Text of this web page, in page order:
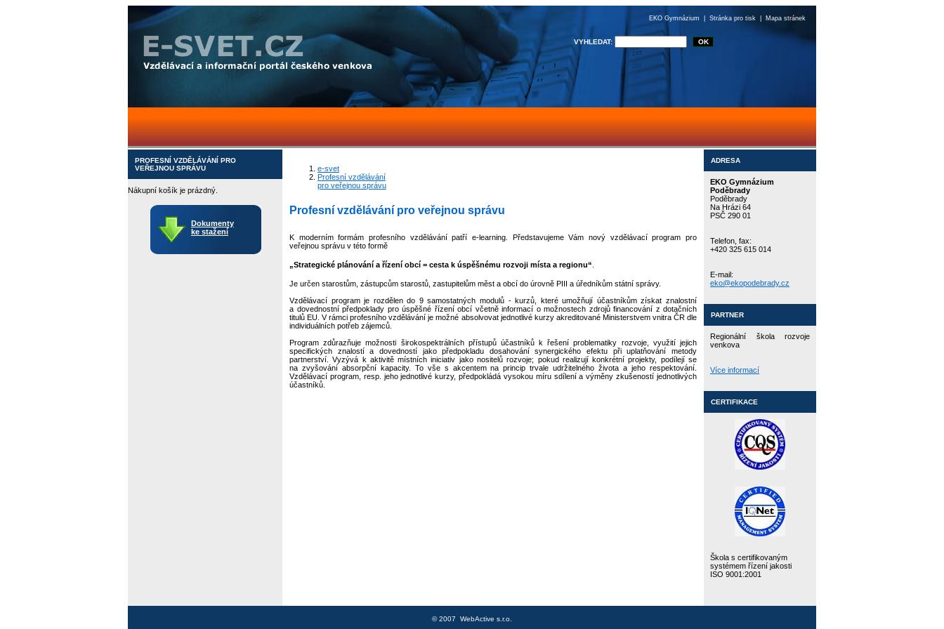
EKO Gymnázium Stránka pro tisk Mapa stránek
VYHLEDAT:
PROFESNÍ VZDĚLÁVÁNÍ PRO
VEŘEJNOU SPRÁVU
Nákupní košík je prázdný.
Dokumenty
ke stažení
e-svet
Profesní vzdělávání
pro veřejnou správu
Profesní vzdělávání pro veřejnou správu
K moderním formám profesního vzdělávání patří e-learning. Představujeme Vám nový vzdělávací program pro
veřejnou správu v této formě
„Strategické plánování a řízení obcí = cesta k úspěšnému rozvoji místa a regionu“
Je určen starostům, zástupcům starostů, zastupitelům měst a obcí do úrovně PIII a úředníkům státní správy.
Vzdělávací program je rozdělen do 9 samostatných modulů - kurzů, které umožňují účastníkům získat znalostní
a dovednostní předpoklady pro úspěšné řízení obcí včetně informací o možnostech zdrojů financování z dotačních
titulů EU. V rámci profesního vzdělávání je možné absolvovat jednotlivé kurzy akreditované Ministerstvem vnitra ČR dle
individuálních potřeb zájemců.
Program zdůrazňuje možnosti širokospektrálních přístupů účastníků k řešení problematiky rozvoje, využití jejich
specifických znalostí a dovedností jako předpokladu dosahování synergického efektu při uplatňování metody
partnerství. Vyzývá k aktivitě místních iniciativ jako nositelů rozvoje; pokud realizují konkrétní projekty, podílejí se
na zvyšování absorpční kapacity. To vše s akcentem na princip trvale udržitelného života a jeho respektování.
Vzdělávací program, resp. jeho jednotlivé kurzy, předpokládá vysokou míru sdílení a výměny zkušeností jednotlivých
účastníků.
ADRESA
EKO Gymnázium
Poděbrady
Poděbrady
Na Hrázi 64
PSČ 290 01
Telefon, fax:
+420 325 615 014
E-mail:
eko@ekopodebrady.cz
PARTNER
Regionální škola rozvoje
venkova
Více informací
CERTIFIKACE
Škola s certifikovaným
systémem řízení jakosti
ISO 9001:2001
© 2007 WebActive s.r.o.